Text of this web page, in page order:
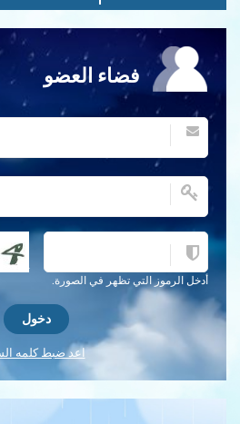
فضاء العضو
أدخل الرموز التي تظهر في الصورة.
احصل
اعد ضبط كلمه